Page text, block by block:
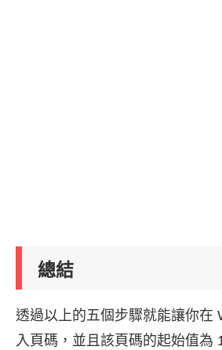
總結
透過以上的五個步驟就能讓你在
入頁碼，並且該頁碼的起始值為